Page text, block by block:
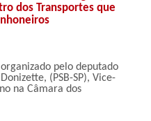
dos Transportes que
pelo deputado
(PSB-SP), Vice-
na Câmara dos